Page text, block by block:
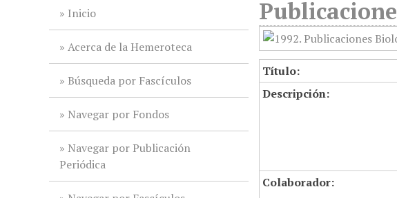
Inicio
Acerca de la Hemeroteca
Búsqueda por Fascículos
Navegar por Fondos
Navegar por Publicación
Periódica
Título:
Descripción:
Colaborador: